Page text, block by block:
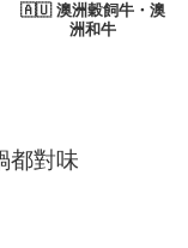
🇦🇺 澳洲穀飼牛・澳
洲和牛
都對味